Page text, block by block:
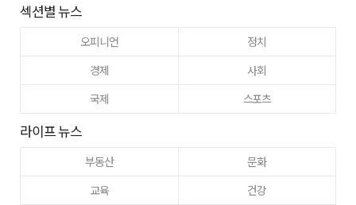
섹션별 뉴스
오피니언
정치
경제
사회
국제
스포츠
라이프 뉴스
부동산
문화
교육
건강